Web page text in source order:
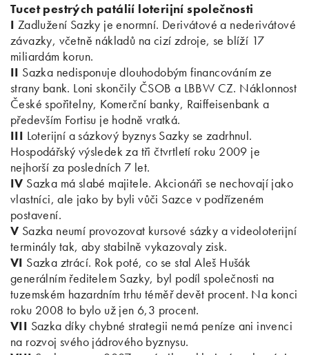
Tucet pestrých patálií loterijní společnosti
I Zadlužení Sazky je enormní. Derivátové a nederivátové
závazky, včetně nákladů na cizí zdroje, se blíží 17
miliardám korun.
II Sazka nedisponuje dlouhodobým financováním ze
strany bank. Loni skončily ČSOB a LBBW CZ. Náklonnost
České spořitelny, Komerční banky, Raiffeisenbank a
především Fortisu je hodně vratká.
III Loterijní a sázkový byznys Sazky se zadrhnul.
Hospodářský výsledek za tři čtvrtletí roku 2009 je
nejhorší za posledních 7 let.
IV Sazka má slabé majitele. Akcionáři se nechovají jako
vlastníci, ale jako by byli vůči Sazce v podřízeném
postavení.
V Sazka neumí provozovat kursové sázky a videoloterijní
terminály tak, aby stabilně vykazovaly zisk.
VI Sazka ztrácí. Rok poté, co se stal Aleš Hušák
generálním ředitelem Sazky, byl podíl společnosti na
tuzemském hazardním trhu téměř devět procent. Na konci
roku 2008 to bylo už jen 6,3 procent.
VII Sazka díky chybné strategii nemá peníze ani invenci
na rozvoj svého jádrového byznysu.